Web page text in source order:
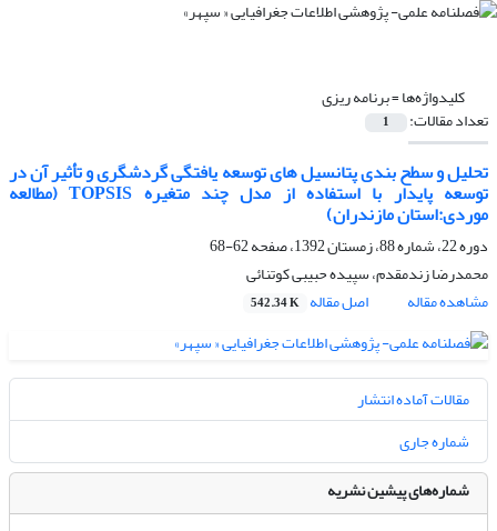
کلیدواژه‌ها =برنامه ­ریزی
تعداد مقالات: 1
تحلیل و سطح بندی پتانسیل های توسعه یافتگی گردشگری و تأثیر آن در
توسعه پایدار با استفاده از مدل چند متغیره TOPSIS (مطالعه
موردی:استان مازندران)
دوره 22، شماره 88، زمستان 1392، صفحه
62-68
محمدرضا زندمقدم، سپیده حبیبی کوتنائی
مشاهده مقاله
اصل مقاله 542.34 K
مقالات آماده انتشار
شماره جاری
شماره‌های پیشین نشریه